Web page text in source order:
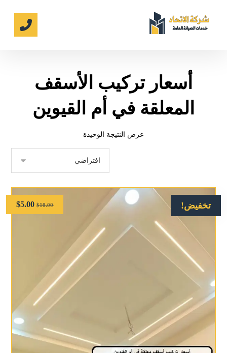
أسعار تركيب الأسقف
المعلقة في أم القيوين
عرض النتيجة الوحيدة
تخفيض! $10.00
$5.00